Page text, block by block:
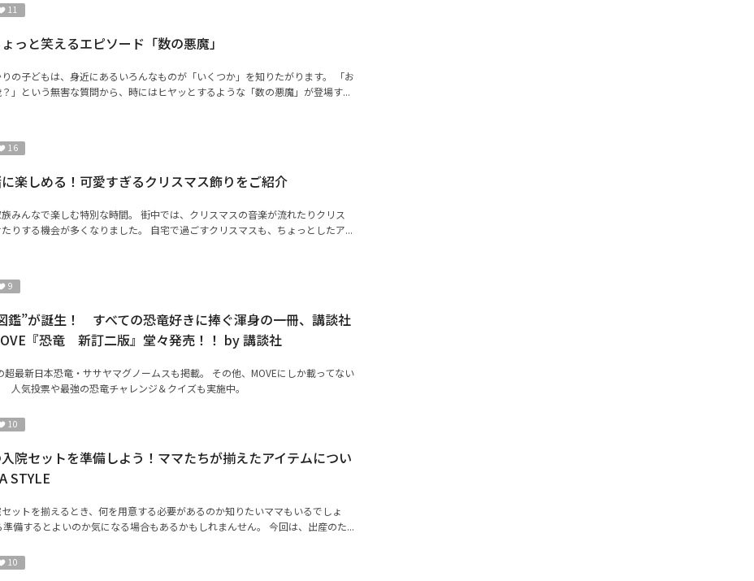
11
っと笑えるエピソード「数の悪魔」
の子どもは、身近にあるいろんなものが「いくつか」を知りたがります。 「お
」という無害な質問から、時にはヒヤッとするような「数の悪魔」が登場す...
16
楽しめる！可愛すぎるクリスマス飾りをご紹介
みんなで楽しむ特別な時間。 街中では、クリスマスの音楽が流れたりクリス
りする機会が多くなりました。 自宅で過ごすクリスマスも、ちょっとしたア...
9
鑑”が誕生！ すべての恐竜好きに捧ぐ渾身の一冊、講談社
『恐竜 新訂二版』堂々発売！！ by 講談社
超最新日本恐竜・ササヤマグノームスも掲載。 その他、MOVEにしか載ってない
人気投票や最強の恐竜チャレンジ＆クイズも実施中。
10
院セットを準備しよう！ママたちが揃えたアイテムについ
STYLE
ットを揃えるとき、何を用意する必要があるのか知りたいママもいるでしょ
準備するとよいのか気になる場合もあるかもしれまんせん。 今回は、出産のた...
10